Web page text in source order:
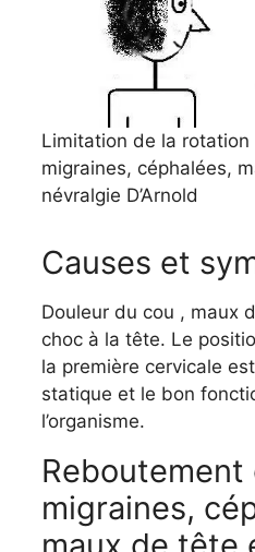
Limitation de la
migraines, céphalées,
névralgie D’Arnold
Causes et
Douleur du cou , maux
choc à la tête. Le
la première cervicale
statique et le bon
l’organisme.
Reboutement
migraines,